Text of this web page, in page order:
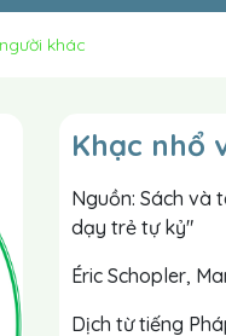
khác
Khạc nhổ
Nguồn: Sách và
dạy trẻ tự kỷ"
Éric Schopler,
Dịch từ tiếng